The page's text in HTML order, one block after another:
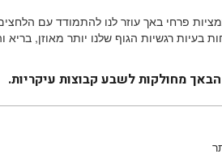
פרחי באך עוזר לנו להתמודד עם הלחצים
בעיות רגשיות הגוף שלנו יותר מאוזן, בריא
מחולקות לשבע קבוצות עיקריות.